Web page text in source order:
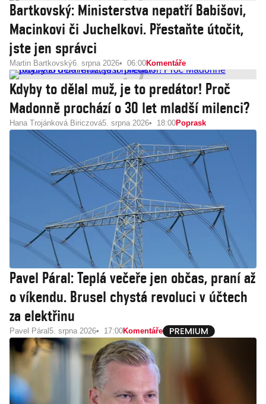
Bartkovský: Ministerstva nepatří Babišovi,
Macinkovi či Juchelkovi. Přestaňte útočit,
jste jen správci
Martin Bartkovský6. srpna 2026 06:00Komentáře
Kdyby to dělal muž, je to predátor! Proč
Madonně prochází o 30 let mladší milenci?
Hana Trojánková Biriczová5. srpna 2026 18:00Poprask
Pavel Páral: Teplá večeře jen občas, praní až
o víkendu. Brusel chystá revoluci v účtech
za elektřinu
Pavel Páral 5. srpna 2026 17:00Komentáře